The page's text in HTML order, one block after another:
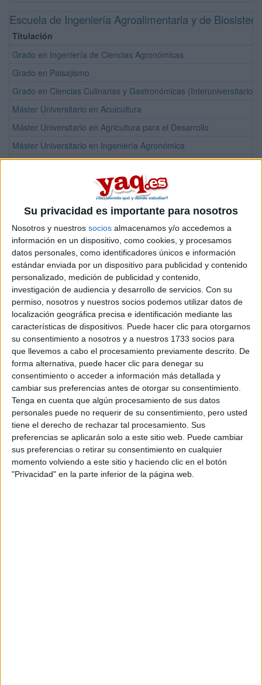
Su privacidad es importante para nosotros
Nosotros y nuestros socios almacenamos y/o accedemos a
información en un dispositivo, como cookies, y procesamos
datos personales, como identificadores únicos e información
estándar enviada por un dispositivo para publicidad y contenido
personalizado, medición de publicidad y contenido,
investigación de audiencia y desarrollo de servicios. Con su
permiso, nosotros y nuestros socios podemos utilizar datos de
localización geográfica precisa e identificación mediante las
características de dispositivos. Puede hacer clic para otorgarnos
su consentimiento a nosotros y a nuestros 1733 socios para
que llevemos a cabo el procesamiento previamente descrito. De
forma alternativa, puede hacer clic para denegar su
consentimiento o acceder a información más detallada y
cambiar sus preferencias antes de otorgar su consentimiento.
Tenga en cuenta que algún procesamiento de sus datos
personales puede no requerir de su consentimiento, pero usted
tiene el derecho de rechazar tal procesamiento. Sus
preferencias se aplicarán solo a este sitio web. Puede cambiar
sus preferencias o retirar su consentimiento en cualquier
momento volviendo a este sitio y haciendo clic en el botón
"Privacidad" en la parte inferior de la página web.
Escuela de Ingeniería Agroalimentaria y de
Titulación
Grado en Ingeniería de Ciencias Agronómicas
Grado en Paisajismo
Grado en Ciencias Culinarias y Gastronómicas (Interuniversitario
Máster Universitario en Acuicultura
Máster Universitario en Agricultura para el Desarrollo
Máster Universitario en Ingeniería Agronómica
Máster Universitario en Mejora Genética Vegetal
Máster Universitario en Sistemas Agrícolas Periurbanos
Máster Universitario en Tecnologías Facilitadoras para la
Grado en Ingeniería Alimentaria
Grado en Ingeniería de Sistemas Biológicos
Escuela de Ingeniería de Telecomunicación y
Titulación
Grado en Ingeniería de Satélites
Grado en Ingeniería de Sistemas Aeroespaciales
Grado en Ingeniería de Sistemas de Telecomunicación
Grado en Ingeniería Telemática
Doble Grado en Ingeniería de Sistema Aeroespaciales +
Máster Universitario en Aplicaciones y Gestión de la Ingeniería
Máster Universitario en Aplicaciones y Tecnologías para los
Máster Universitario en Ciencia y Tecnología Aeroespaciales /
Máster Universitario en Tecnologías Avanzadas de
Máster Universitario en Tecnologías Avanzadas de